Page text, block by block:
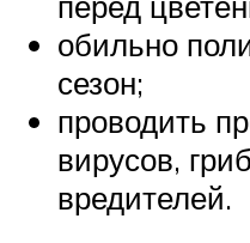
обильно
сезон;
проводить
вирусов,
вредителей.